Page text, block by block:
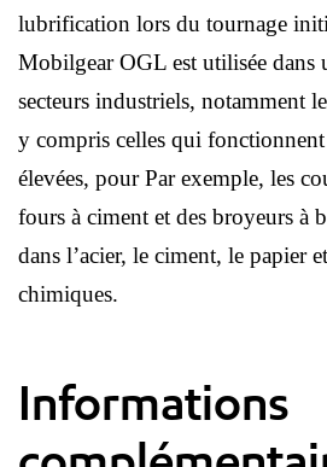
lubrification lors du tournage
Mobilgear OGL est utilisée dans
secteurs industriels, notamment
y compris celles qui fonctionnent
élevées, pour Par exemple, les
fours à ciment et des broyeurs à
dans l’acier, le ciment, le papier
chimiques.
Informations